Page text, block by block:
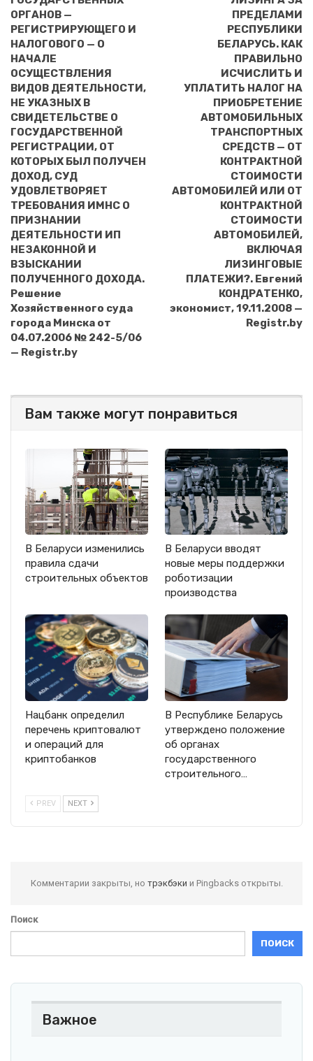
ОРГАНОВ —
РЕГИСТРИРУЮЩЕГО И
НАЛОГОВОГО — О
НАЧАЛЕ
ОСУЩЕСТВЛЕНИЯ
ВИДОВ ДЕЯТЕЛЬНОСТИ,
НЕ УКАЗНЫХ В
СВИДЕТЕЛЬСТВЕ О
ГОСУДАРСТВЕННОЙ
РЕГИСТРАЦИИ, ОТ
КОТОРЫХ БЫЛ ПОЛУЧЕН
ДОХОД, СУД
УДОВЛЕТВОРЯЕТ
ТРЕБОВАНИЯ ИМНС О
ПРИЗНАНИИ
ДЕЯТЕЛЬНОСТИ ИП
НЕЗАКОННОЙ И
ВЗЫСКАНИИ
ПОЛУЧЕННОГО ДОХОДА.
Решение
Хозяйственного суда
города Минска от
04.07.2006 № 242-5/06
— Registr.by
ПРЕДЕЛАМИ
РЕСПУБЛИКИ
БЕЛАРУСЬ. КАК
ПРАВИЛЬНО
ИСЧИСЛИТЬ И
УПЛАТИТЬ НАЛОГ НА
ПРИОБРЕТЕНИЕ
АВТОМОБИЛЬНЫХ
ТРАНСПОРТНЫХ
СРЕДСТВ — ОТ
КОНТРАКТНОЙ
СТОИМОСТИ
АВТОМОБИЛЕЙ ИЛИ ОТ
КОНТРАКТНОЙ
СТОИМОСТИ
АВТОМОБИЛЕЙ,
ВКЛЮЧАЯ
ЛИЗИНГОВЫЕ
ПЛАТЕЖИ?. Евгений
КОНДРАТЕНКО,
экономист, 19.11.2008 —
Registr.by
Вам также могут понравиться
В Беларуси изменились
правила сдачи
строительных объектов
В Беларуси вводят
новые меры поддержки
роботизации
производства
Нацбанк определил
перечень криптовалют
и операций для
криптобанков
В Республике Беларусь
утверждено положение
об органах
государственного
строительного…
PREV NEXT
Комментарии закрыты, но трэкбэки и Pingbacks открыты.
Поиск
ПОИСК
Важное